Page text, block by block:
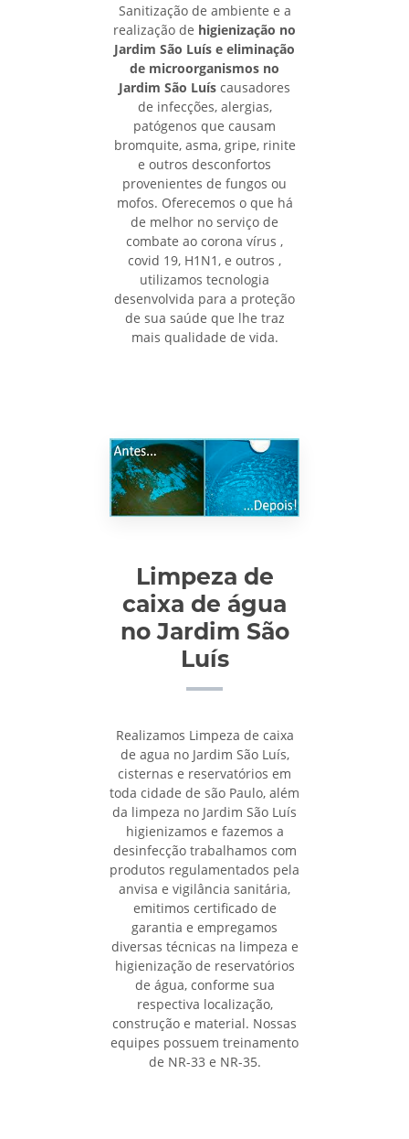
Sanitização de ambiente e a
realização de higienização no
Jardim São Luís e eliminação
de microorganismos no
Jardim São Luís causadores
de infecções, alergias,
patógenos que causam
bromquite, asma, gripe, rinite
e outros desconfortos
provenientes de fungos ou
mofos. Oferecemos o que há
de melhor no serviço de
combate ao corona vírus ,
covid 19, H1N1, e outros ,
utilizamos tecnologia
desenvolvida para a proteção
de sua saúde que lhe traz
mais qualidade de vida.
Limpeza de
caixa de água
no Jardim São
Luís
Realizamos Limpeza de caixa
de agua no Jardim São Luís,
cisternas e reservatórios em
toda cidade de são Paulo, além
da limpeza no Jardim São Luís
higienizamos e fazemos a
desinfecção trabalhamos com
produtos regulamentados pela
anvisa e vigilância sanitária,
emitimos certificado de
garantia e empregamos
diversas técnicas na limpeza e
higienização de reservatórios
de água, conforme sua
respectiva localização,
construção e material. Nossas
equipes possuem treinamento
de NR-33 e NR-35.